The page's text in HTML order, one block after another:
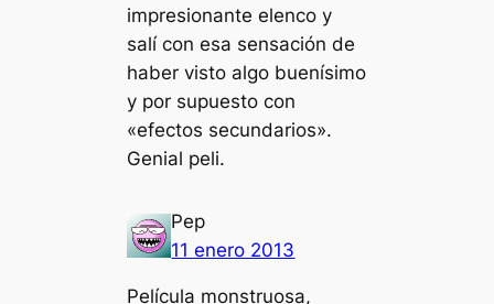
impresionante elenco y
salí con esa sensación de
haber visto algo buenísimo
y por supuesto con
«efectos secundarios».
Genial peli.
Pep
11 enero 2013
Película monstruosa,